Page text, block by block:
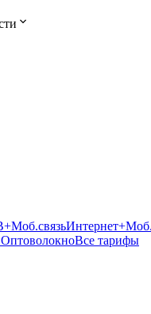
ОптоволокноВсе тарифы